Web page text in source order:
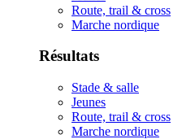
Route, trail & cross
Marche nordique
Résultats
Stade & salle
Jeunes
Route, trail & cross
Marche nordique